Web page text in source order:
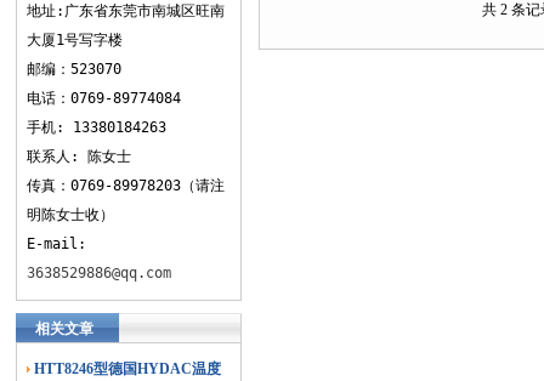
地址:广东省东莞市南城区旺南
大厦1号写字楼
邮编：523070
电话：0769-89774084
手机: 13380184263
联系人: 陈女士
传真：0769-89978203（请注
明陈女士收）
E-mail:
3638529886@qq.com
相关文章
HTT8246型德国HYDAC温度
共 2 条